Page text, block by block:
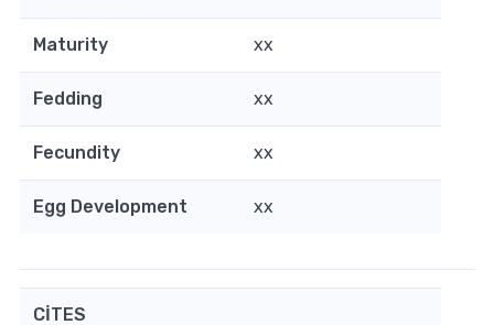
Maturity xx
Fedding xx
Fecundity xx
Egg Development xx
CİTES